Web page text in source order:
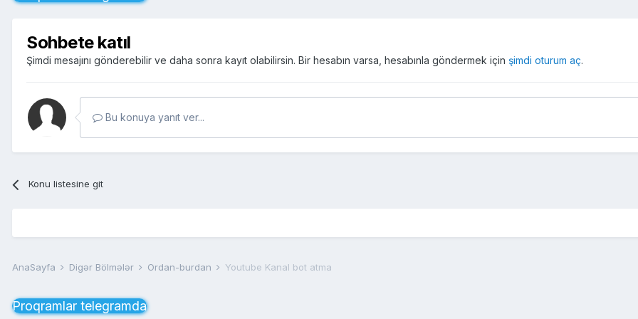
Sohbete katıl
Şimdi mesajını gönderebilir ve daha sonra kayıt olabilirsin. Bir hesabın varsa, hesabınla göndermek için şimdi oturum aç.
Bu konuya yanıt ver...
Konu listesine git
AnaSayfa Digər Bölmələr Ordan-burdan Youtube Kanal bot atma
Proqramlar telegramda